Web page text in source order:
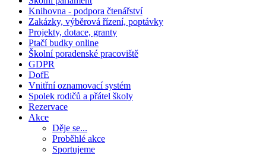
Knihovna - podpora čtenářství
Zakázky, výběrová řízení, poptávky
Projekty, dotace, granty
Ptačí budky online
Školní poradenské pracoviště
GDPR
DofE
Vnitřní oznamovací systém
Spolek rodičů a přátel školy
Rezervace
Akce
Děje se...
Proběhlé akce
Sportujeme